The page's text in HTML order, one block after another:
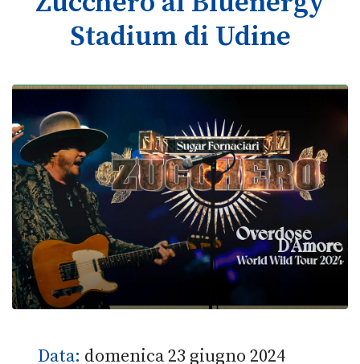
Stadium di Udine
Data: domenica 23 giugno 2024